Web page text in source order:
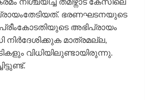
തമിഴ്നാട് കേസിലെ
ഭരണഘടനയുടെ
അഭിപ്രായം
മാത്രമല്ല,
വിധിയിലുണ്ടായിരുന്നു.